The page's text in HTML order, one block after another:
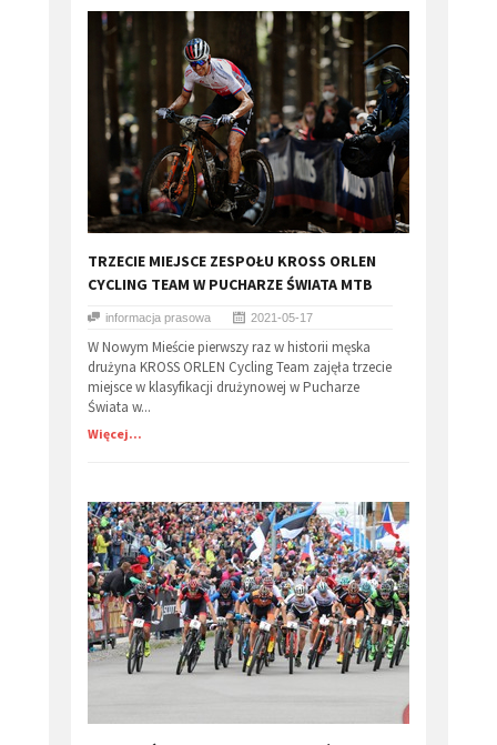
​TRZECIE MIEJSCE ZESPOŁU KROSS ORLEN
CYCLING TEAM W PUCHARZE ŚWIATA MTB
informacja prasowa 2021-05-17
W Nowym Mieście pierwszy raz w historii męska
drużyna KROSS ORLEN Cycling Team zajęła trzecie
miejsce w klasyfikacji drużynowej w Pucharze
Świata w...
Więcej...